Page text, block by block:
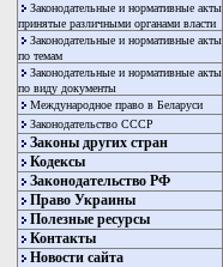
Законодательные и нормативные акты
принятые различными органами власти
Законодательные и нормативные акты
по темам
Законодательные и нормативные акты
по виду документы
Международное право в Беларуси
Законодательство СССР
Законы других стран
Кодексы
Законодательство РФ
Право Украины
Полезные ресурсы
Контакты
Новости сайта